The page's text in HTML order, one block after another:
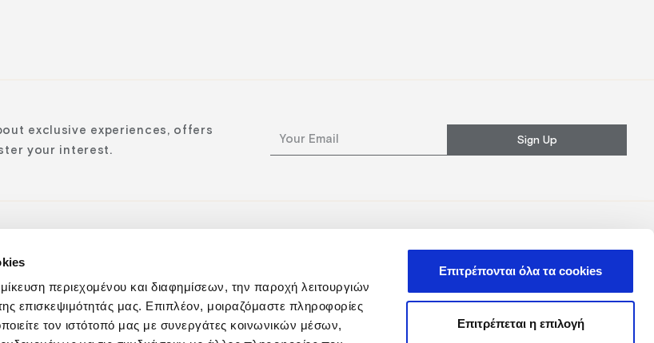
περιεχομένου και διαφημίσεων, την παροχή λειτουργιών
επισκεψιμότητάς μας. Επιπλέον, μοιραζόμαστε πληροφορίες
τον ιστότοπό μας με συνεργάτες κοινωνικών μέσων,
Επιτρέπονται όλα τα cookies
Επιτρέπεται η επιλογή
exclusive experiences, offers
your interest.
Sign Up